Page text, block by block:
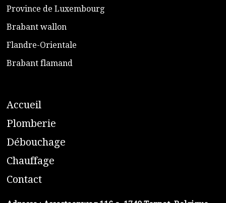
​Province de Luxembourg
​Brabant wallon
​Flandre-Orientale
​Brabant flamand
Accueil
​Plomberie
Débouchage
Chauffage
Contact